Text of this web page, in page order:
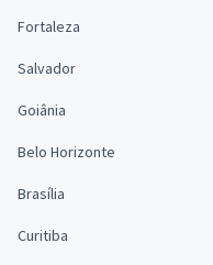
Fortaleza
Salvador
Goiânia
Belo Horizonte
Brasília
Curitiba